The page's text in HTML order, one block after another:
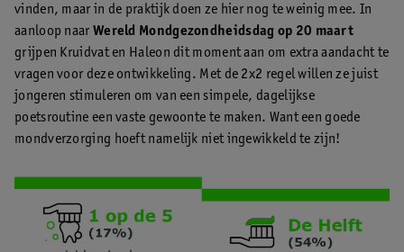
vinden, maar in de praktijk doen ze hier nog te weinig mee. In
aanloop naar Wereld Mondgezondheidsdag op 20 maart
grijpen Kruidvat en Haleon dit moment aan om extra aandacht te
vragen voor deze ontwikkeling. Met de 2x2 regel willen ze juist
jongeren stimuleren om van een simpele, dagelijkse
poetsroutine een vaste gewoonte te maken. Want een goede
mondverzorging hoeft namelijk niet ingewikkeld te zijn!